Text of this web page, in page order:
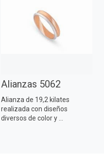
Alianzas 5062
Alianza de 19,2 kilates
realizada con diseños
diversos de color y ...